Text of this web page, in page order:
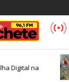
Digital na